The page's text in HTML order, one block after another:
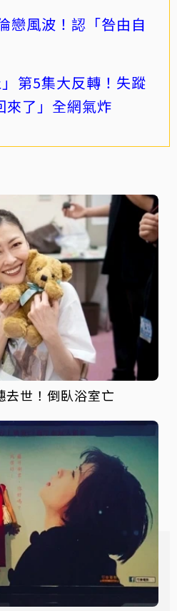
戀風波！認「咎由自
」第5集大反轉！失蹤
來了」全網氣炸
世！倒臥浴室亡